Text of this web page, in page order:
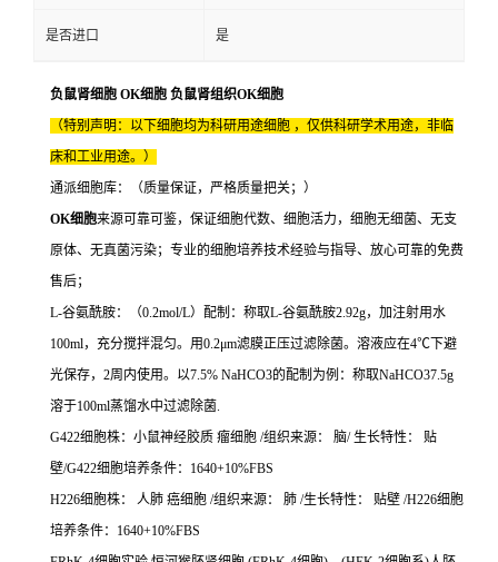
是否进口 是
负鼠肾细胞 OK细胞 负鼠肾组织OK细胞
（特别声明：以下细胞均为科研用途细胞 ，仅供科研学术用途，非临
床和工业用途。）
通派细胞库：（质量保证，严格质量把关；）
OK细胞来源可靠可鉴，保证细胞代数、细胞活力，细胞无细菌、无支
原体、无真菌污染；专业的细胞培养技术经验与指导、放心可靠的免费
售后；
L-谷氨酰胺：（0.2mol/L）配制：称取L-谷氨酰胺2.92g，加注射用水
100ml，充分搅拌混匀。用0.2μm滤膜正压过滤除菌。溶液应在4℃下避
光保存，2周内使用。以7.5% NaHCO3的配制为例：称取NaHCO37.5g
溶于100ml蒸馏水中过滤除菌.
G422细胞株：小鼠神经胶质 瘤细胞 /组织来源： 脑/ 生长特性： 贴
壁/G422细胞培养条件：1640+10%FBS
H226细胞株： 人肺 癌细胞 /组织来源： 肺 /生长特性： 贴壁 /H226细胞
培养条件：1640+10%FBS